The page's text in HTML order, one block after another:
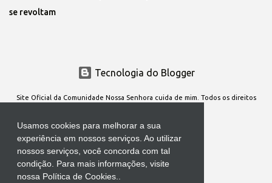
Usamos cookies para melhorar a sua
experiência em nossos serviços. Ao utilizar
nossos serviços, você concorda com tal
condição. Para mais informações, visite
nossa Política de Cookies..
se revoltam
Tecnologia do Blogger
Site Oficial da Comunidade Nossa Senhora cuida de mim. Todos os direitos